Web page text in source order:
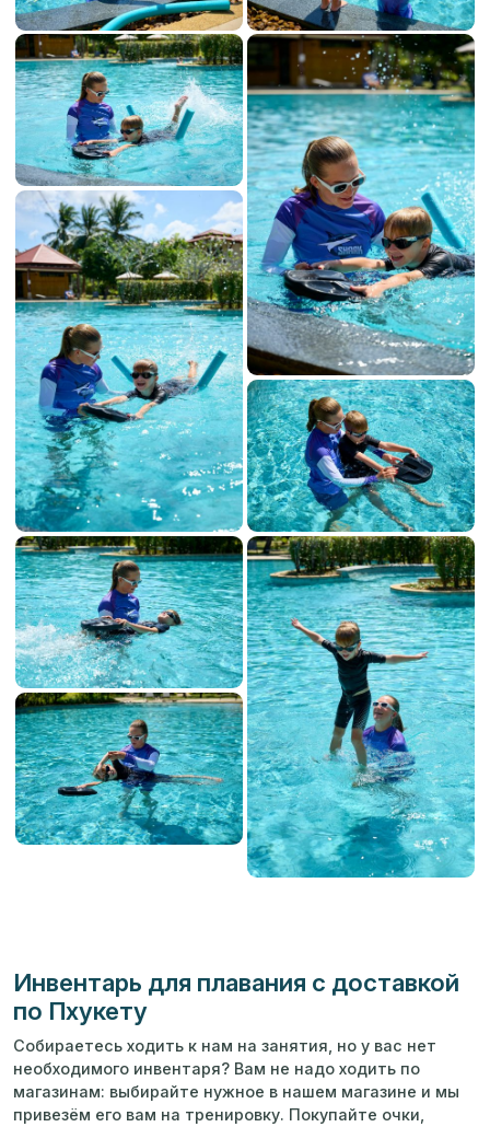
Инвентарь для плавания с доставкой
по Пхукету
Собираетесь ходить к нам на занятия, но у вас нет
необходимого инвентаря? Вам не надо ходить по
магазинам: выбирайте нужное в нашем магазине и мы
привезём его вам на тренировку. Покупайте очки,